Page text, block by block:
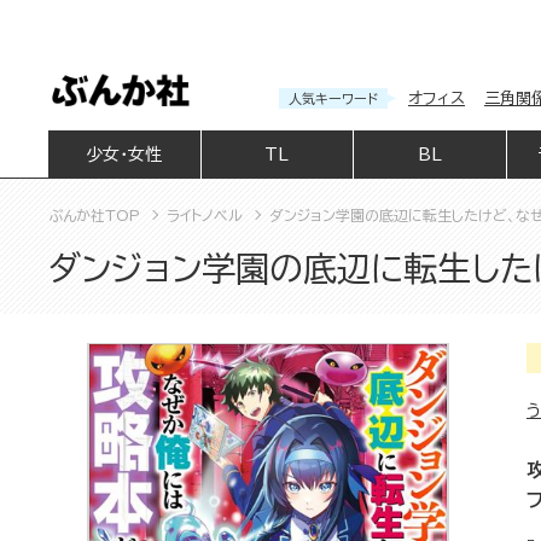
人気キーワード オフィス 三角関
少女・女性 BL
ぶんか社TOP ライトノベル ダンジョン学園の底辺に転生したけど、な
ダンジョン学園の底辺に転生した